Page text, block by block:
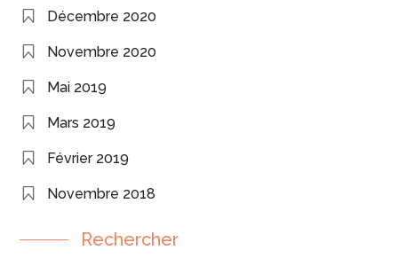
Décembre 2020
Novembre 2020
Mai 2019
Mars 2019
Février 2019
Novembre 2018
Rechercher